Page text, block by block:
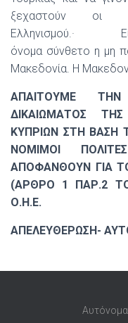
ξεχαστούν οι
Ελληνισμού.·
όνομα σύνθετο η μη
Μακεδονία. Η
ΑΠΑΙΤΟΥΜΕ
ΔΙΚΑΙΩΜΑΤΟΣ
ΚΥΠΡΙΩΝ ΣΤΗ ΒΑΣΗ
ΝΟΜΙΜΟΙ
ΑΠΟΦΑΝΘΟΥΝ ΓΙΑ
(ΑΡΘΡΟ 1 ΠΑΡ.2
Ο.Η.Ε.
ΑΠΕΛΕΥΘΕΡΩΣΗ-
Αυτόνομα